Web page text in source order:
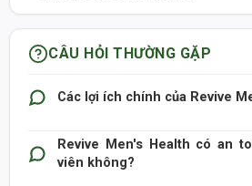
CÂU HỎI THƯỜNG GẶP
Các lợi ích chính của Revive
Revive Men's Health có an
viên không?